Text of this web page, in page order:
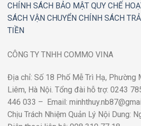
CHÍNH SÁCH BẢO MẬT QUY CHẾ
SÁCH VẬN CHUYỂN CHÍNH SÁCH
TIỀN
CÔNG TY TNHH COMMO VINA
Địa chỉ: Số 18 Phố Mễ Trì Hạ, Phường
Liêm, Hà Nội. Tổng đài hỗ trợ: 0243
446 033 – Email:
Chịu Trách Nhiệm Quản Lý Nội Dung: